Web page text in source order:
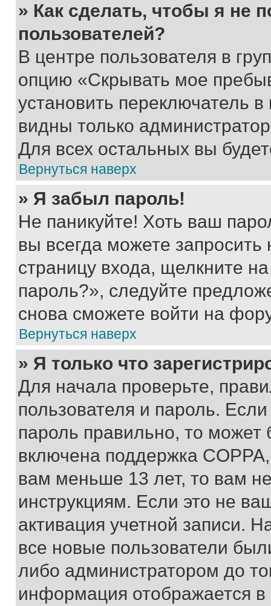
» Как сделать, чтобы я не
пользователей?
В центре пользователя в
опцию «Скрывать мое
установить переключатель
видны только
Для всех остальных вы
Вернуться наверх
» Я забыл пароль!
Не паникуйте! Хоть ваш
вы всегда можете
страницу входа, щелкните
пароль?», следуйте
снова сможете войти на
Вернуться наверх
» Я только что
Для начала проверьте,
пользователя и пароль.
пароль правильно, то может
включена поддержка
вам меньше 13 лет, то вам
инструкциям. Если это не
активация учетной записи.
все новые пользователи
либо администратором до
информация отображается